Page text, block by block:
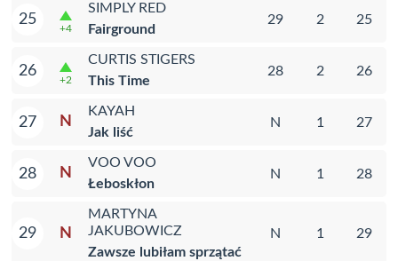
25
+4
SIMPLY RED
Fairground
29 2 25
26
+2
CURTIS STIGERS
This Time
28 2 26
27 N
KAYAH
Jak liść
N 1 27
28 N
VOO VOO
Łeboskłon
N 1 28
29 N
MARTYNA
JAKUBOWICZ
Zawsze lubiłam sprzątać
N 1 29